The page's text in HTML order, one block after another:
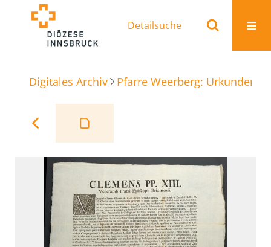
Detailsuche
Digitales Archiv Pfarre Weerberg: Urkunden